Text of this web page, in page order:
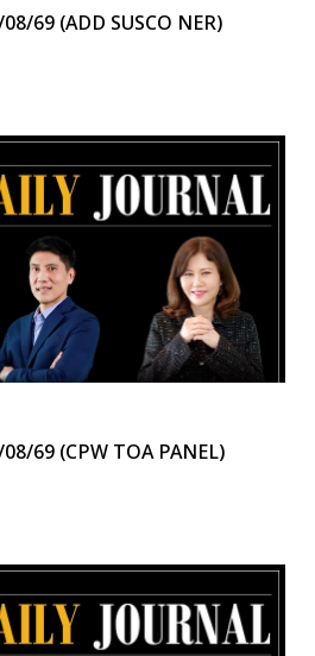
69 (ADD SUSCO NER)
69 (CPW TOA PANEL)